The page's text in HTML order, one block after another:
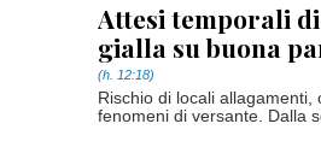
Attesi temporali
gialla su buona
(h. 12:18)
Rischio di locali
fenomeni di versante. Dalla